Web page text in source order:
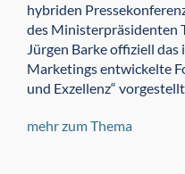
hybriden
des Ministerpräsidenten
Jürgen Barke offiziell das
Marketings entwickelte
und Exzellenz“
mehr zum Thema